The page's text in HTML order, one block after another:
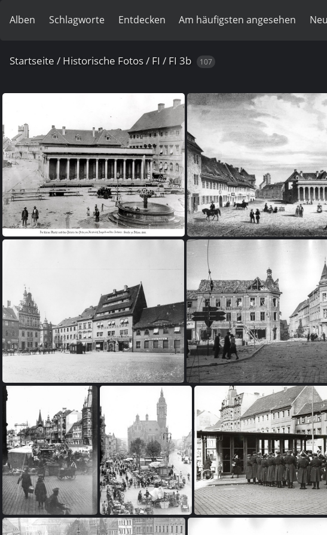
Alben Schlagworte Entdecken Am häufigsten angesehen
Startseite / Historische Fotos/ FI / FI 3b 107
FI 3b-
FI 3b-0005 FI 3b-0006